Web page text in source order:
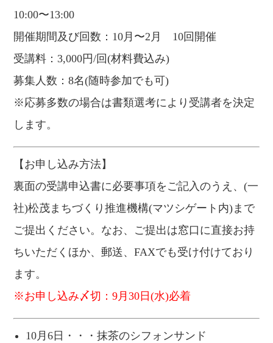
10:00〜13:00
開催期間及び回数：10月〜2月 10回開催
受講料：3,000円/回(材料費込み)
募集人数：8名(随時参加でも可)
※応募多数の場合は書類選考により受講者を決定
します。
【お申し込み方法】
裏面の受講申込書に必要事項をご記入のうえ、(一
社)松茂まちづくり推進機構(マツシゲート内)まで
ご提出ください。なお、ご提出は窓口に直接お持
ちいただくほか、郵送、FAXでも受け付けており
ます。
※お申し込み〆切：9月30日(水)必着
10月6日・・・抹茶のシフォンサンド